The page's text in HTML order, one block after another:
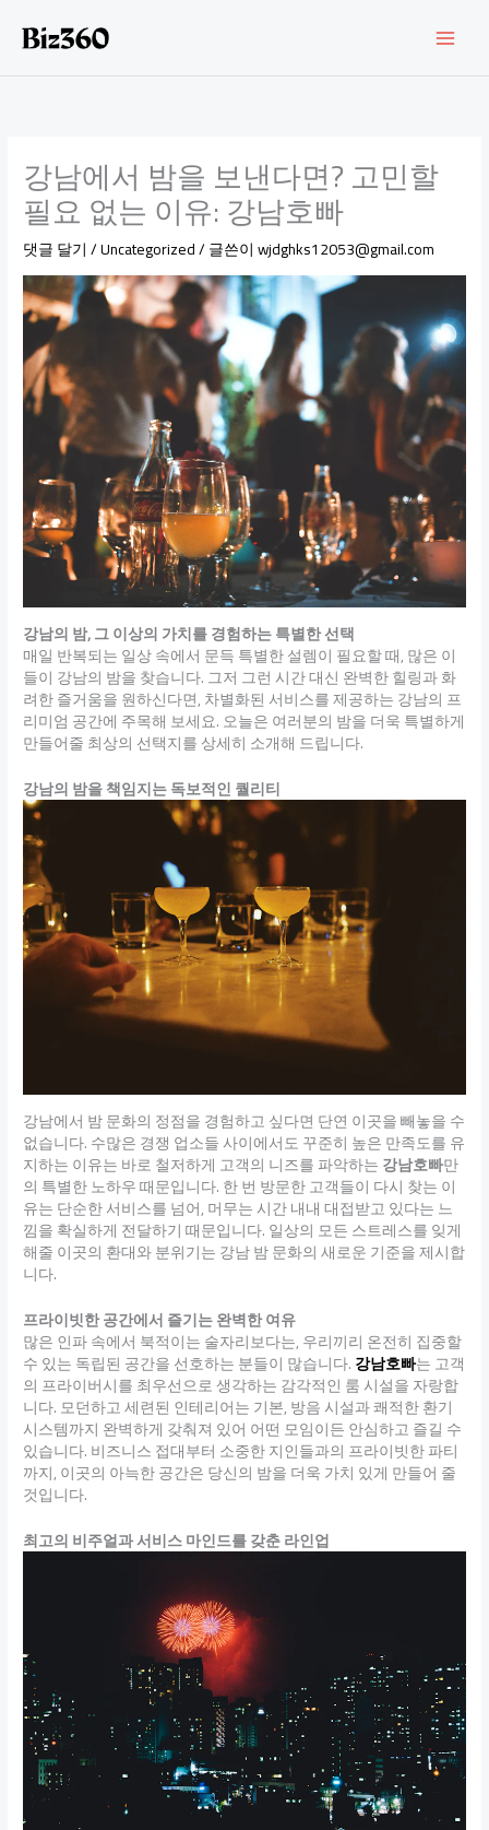
로
강남에서 밤을 보낸다면? 고민할
필요 없는 이유: 강남호빠
댓글 달기/Uncategorized/ 글쓴이wjdghks12053@gmail.com
강남의 밤, 그 이상의 가치를 경험하는 특별한 선택
매일 반복되는 일상 속에서 문득 특별한 설렘이 필요할 때, 많은 이
들이 강남의 밤을 찾습니다. 그저 그런 시간 대신 완벽한 힐링과 화
려한 즐거움을 원하신다면, 차별화된 서비스를 제공하는 강남의 프
리미엄 공간에 주목해 보세요. 오늘은 여러분의 밤을 더욱 특별하게
만들어줄 최상의 선택지를 상세히 소개해 드립니다.
강남의 밤을 책임지는 독보적인 퀄리티
강남에서 밤 문화의 정점을 경험하고 싶다면 단연 이곳을 빼놓을 수
없습니다. 수많은 경쟁 업소들 사이에서도 꾸준히 높은 만족도를 유
지하는 이유는 바로 철저하게 고객의 니즈를 파악하는강남호빠만
의 특별한 노하우 때문입니다. 한 번 방문한 고객들이 다시 찾는 이
유는 단순한 서비스를 넘어, 머무는 시간 내내 대접받고 있다는 느
낌을 확실하게 전달하기 때문입니다. 일상의 모든 스트레스를 잊게
해줄 이곳의 환대와 분위기는 강남 밤 문화의 새로운 기준을 제시합
니다.
프라이빗한 공간에서 즐기는 완벽한 여유
많은 인파 속에서 북적이는 술자리보다는, 우리끼리 온전히 집중할
수 있는 독립된 공간을 선호하는 분들이 많습니다.강남호빠는 고객
의 프라이버시를 최우선으로 생각하는 감각적인 룸 시설을 자랑합
니다. 모던하고 세련된 인테리어는 기본, 방음 시설과 쾌적한 환기
시스템까지 완벽하게 갖춰져 있어 어떤 모임이든 안심하고 즐길 수
있습니다. 비즈니스 접대부터 소중한 지인들과의 프라이빗한 파티
까지, 이곳의 아늑한 공간은 당신의 밤을 더욱 가치 있게 만들어 줄
것입니다.
최고의 비주얼과 서비스 마인드를 갖춘 라인업